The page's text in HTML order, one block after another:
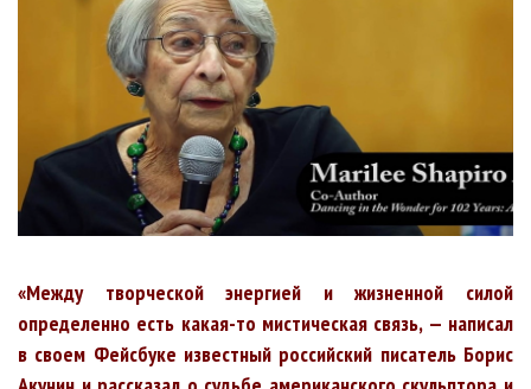
«Между творческой энергией и жизненной силой
определенно есть какая-то мистическая связь, — написал
в своем Фейсбуке известный российский писатель Борис